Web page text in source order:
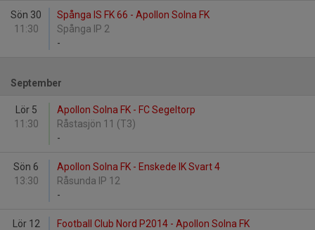
Sön 30
11:30
Spånga IS FK 66 - Apollon Solna FK
Spånga IP 2
-
September
Lör 5
11:30
Apollon Solna FK - FC Segeltorp
Råstasjön 11 (T3)
-
Sön 6
13:30
Apollon Solna FK - Enskede IK Svart 4
Råsunda IP 12
-
Lör 12
Football Club Nord P2014 - Apollon Solna FK